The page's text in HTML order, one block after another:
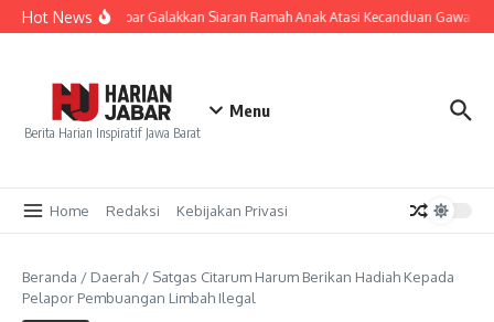
Lewati ke konten
Hot NewsKPID Jabar Galakkan Siaran Ramah Anak Atasi Kecanduan Gawai
Berita Harian Inspiratif Jawa Barat
Menu
Home Redaksi Kebijakan Privasi
Beranda / Daerah / Satgas Citarum Harum Berikan Hadiah Kepada
Pelapor Pembuangan Limbah Ilegal